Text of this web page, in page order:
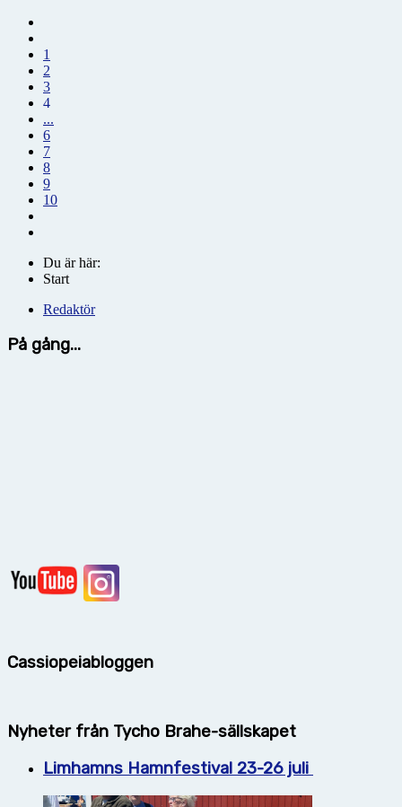
1
2
3
4
...
6
7
8
9
10
Du är här:
Start
Redaktör
På gång...
Cassiopeiabloggen
Nyheter från Tycho Brahe-sällskapet
Limhamns Hamnfestival 23-26 juli